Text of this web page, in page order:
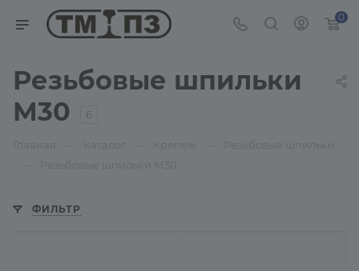
0
Резьбовые шпильки
М30
6
ФИЛЬТР